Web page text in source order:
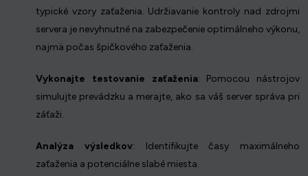
typické vzory zaťaženia. Udržiavanie kontroly nad zdrojmi
servera je nevyhnutné na zabezpečenie optimálneho výkonu,
najmä počas špičkového zaťaženia.
Vykonajte testovanie zaťaženia: Pomocou nástrojov
simulujte prevádzku a merajte, ako sa váš server správa pri
záťaži.
Analýza výsledkov: Identifikujte časy maximálneho
zaťaženia a potenciálne slabé miesta.